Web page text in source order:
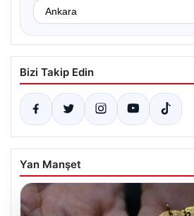
Bizi Takip Edin
Yan Manşet